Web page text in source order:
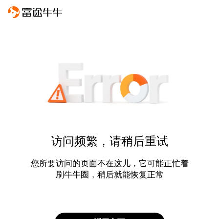
访问频繁，请稍后重试
您所要访问的页面不在这儿，它可能正忙着
刷牛牛圈，稍后就能恢复正常